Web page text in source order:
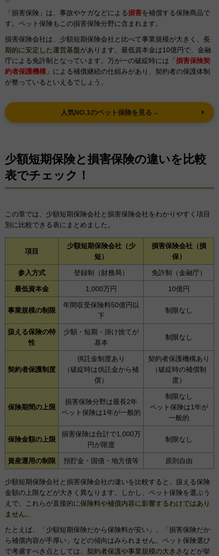
「損害保険」は、事故やケガなどによる損害を補償する保険商品で
す。ペット保険もこの損害保険分野に含まれます。
損害保険会社は、少額短期保険会社と比べて事業規模が大きく、 長
期的に安定した運営基盤があります。最低資本金は10億円で、金融
庁による免許制となっています。万が一の破綻時には「 損害保険契
約者保護機構 」による補償継続の仕組みがあり、契約者の保護体制
が整っているといえるでしょう。
人気NO.1のペット保険を見る→
少額短期保険と損害保険の違いを比較
表でチェック！
この章では、少額短期保険会社と損害保険会社をわかりやすく項目
別に比較できる表にまとめました。
項目
少額短期保険会社（少
短）
損害保険会社（損
保）
参入方式 登録制（財務局） 免許制（金融庁）
最低資本金 1,000万円 10億円
事業規模の制限
年間収受保険料50億円以
下
制限なし
扱える保険の特
性
少額・短期・掛け捨てが
基本
制限なし
契約者保護制度
供託金制度あり
（破綻時は供託金から補
償）
契約者保護機構あり
（破綻時の補償制
度）
保険期間の上限
損害保険分野は最長2年
ペット保険は1年が一般的
制限なし
ペット保険は1年が
一般的
保険金額の上限
損害保険は合計で1,000万
円が限度
制限なし
資産運用の制限 預貯金・国債・地方債等 原則自由
少額短期保険会社と損害保険会社の違いを比較すると、扱える保険
金額の上限などが大きく異なります。しかし、ペット保険を選ぶう
えで、これらが直接的に保険料や補償内容に影響するわけではあり
ません。
たとえば、「少額短期保険だから保険料が安い」、「損害保険だか
ら補償内容が手厚い」などの傾向はみられません。ペット保険選び
で考慮すべき点としては、 契約者保護や事業規模の大きさなどが挙